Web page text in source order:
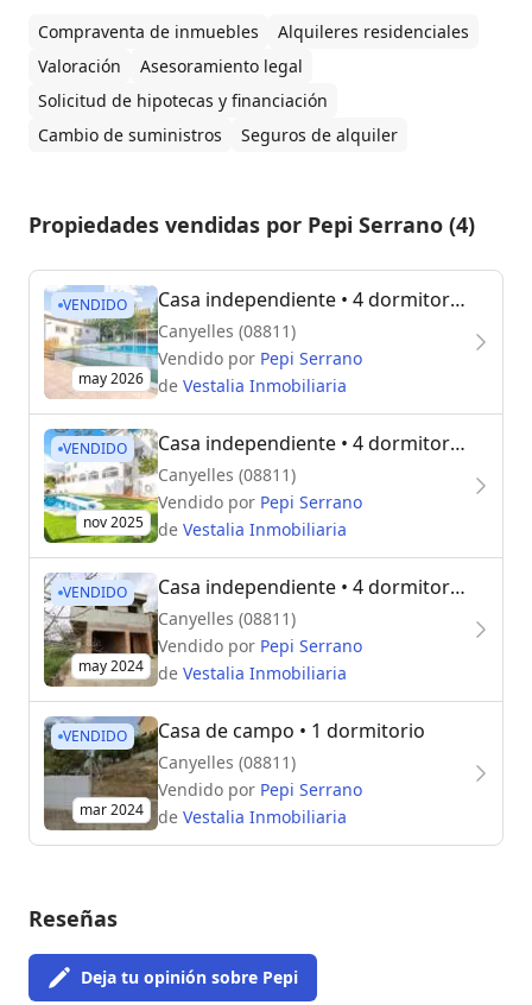
Compraventa de inmuebles
Alquileres residenciales
Valoración
Asesoramiento legal
Solicitud de hipotecas y financiación
Cambio de suministros
Seguros de alquiler
Propiedades vendidas por Pepi Serrano (4)
VENDIDO
may 2026
Casa independiente • 4 dormitorios
Canyelles (08811)
Vendido por Pepi Serrano
de Vestalia Inmobiliaria
VENDIDO
nov 2025
Casa independiente • 4 dormitorios
Canyelles (08811)
Vendido por Pepi Serrano
de Vestalia Inmobiliaria
VENDIDO
may 2024
Casa independiente • 4 dormitorios
Canyelles (08811)
Vendido por Pepi Serrano
de Vestalia Inmobiliaria
VENDIDO
mar 2024
Casa de campo • 1 dormitorio
Canyelles (08811)
Vendido por Pepi Serrano
de Vestalia Inmobiliaria
Reseñas
Deja tu opinión sobre Pepi